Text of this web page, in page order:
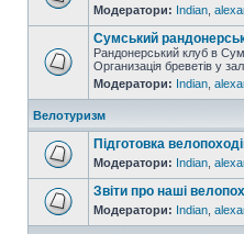
Модератори: Indian
Сумський
Рандонерський клуб в
Организація бреветів у
Модератори: Indian
Велотуризм
Підготовка
Модератори: Indian
Звіти про наші
Модератори: Indian